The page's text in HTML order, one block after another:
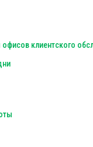
клиентского